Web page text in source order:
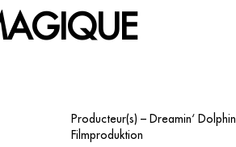
Producteur(s) – Dreamin‘ Dolphin
Filmproduktion